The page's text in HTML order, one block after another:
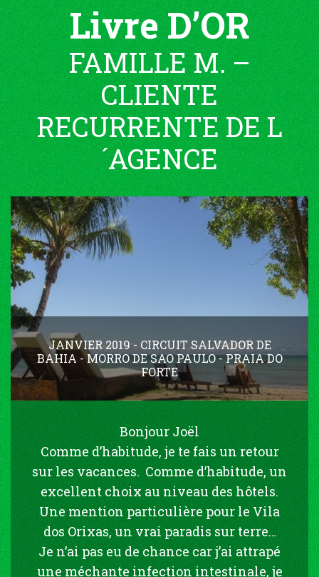
Livre D’OR
FAMILLE M. –
CLIENTE
RECURRENTE DE L
´AGENCE
JANVIER 2019 - CIRCUIT SALVADOR DE
BAHIA - MORRO DE SAO PAULO - PRAIA DO
FORTE
Bonjour Joël
Comme d’habitude, je te fais un retour
sur les vacances. Comme d’habitude, un
excellent choix au niveau des hôtels.
Une mention particulière pour le Vila
dos Orixas, un vrai paradis sur terre…
Je n’ai pas eu de chance car j’ai attrapé
une méchante infection intestinale, je